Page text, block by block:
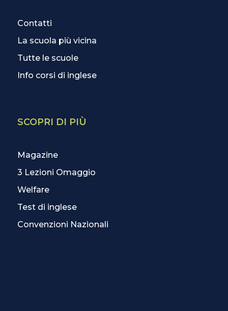
Contatti
La scuola più vicina
Tutte le scuole
Info corsi di inglese
SCOPRI DI PIÙ
Magazine
3 Lezioni Omaggio
Welfare
Test di inglese
Convenzioni Nazionali